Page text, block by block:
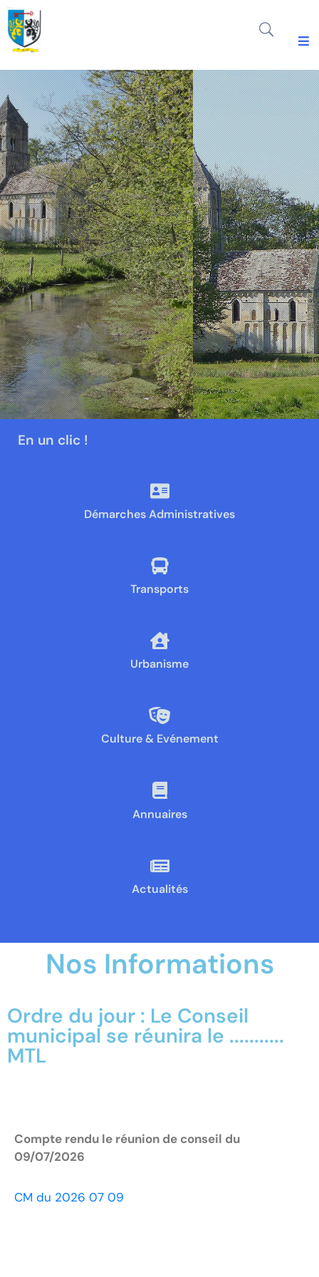
Thaon
Vie
Municipale
ENVIRONNEMENT
Vie
Pratique
Actualité
&
Agenda
Espace
D’administrés
En un clic !
Démarches Administratives
Transports
Urbanisme
Culture & Evénement
Annuaires
Actualités
Nos Informations
Ordre du jour : Le Conseil
municipal se réunira le ...........
MTL
Compte rendu le réunion de conseil du
09/07/2026
CM du 2026 07 09